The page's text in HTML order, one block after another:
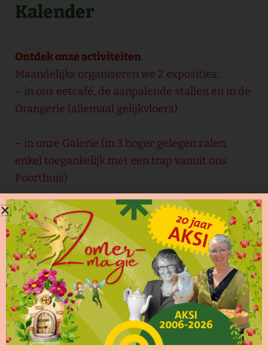
Kalender
Ontdek onze activiteiten
Maandelijks organiseren we 2 exposities:
– in ons eetcafé, de aanpalende stallen en in de
Orangerie (allemaal gelijkvloers)
– in onze Galerie (in 3 hoger gelegen zalen,
enkel toegankelijk met een trap vanuit ons
Poorthuis)
De exposities zijn te bezoeken:
– Woensdag: 11-18 uur
– Donderdag: 11-21 uur
– Vrijdag: 11-21 uur
– Zaterdag: 11-21 uur
– Zondag: 11-21 uur
Daarnaast staan er regelmatig concerten,